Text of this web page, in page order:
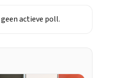
actieve poll.